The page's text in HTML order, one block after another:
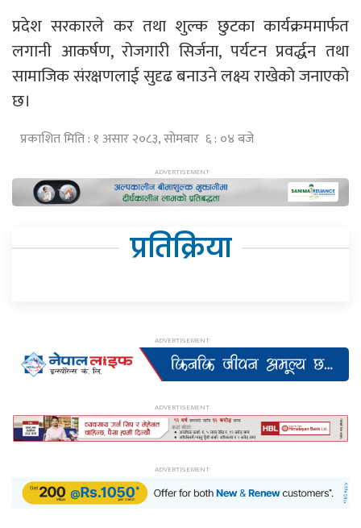
प्रदेश सरकारले कर तथा शुल्क छुटका कार्यक्रममार्फत
लगानी आकर्षण, रोजगारी सिर्जना, पर्यटन प्रवर्द्धन तथा
सामाजिक संरक्षणलाई सुदृढ बनाउने लक्ष्य राखेको जनाएको
छ।
प्रकाशित मिति : १ असार २०८३, सोमबार ६ : ०४ बजे
प्रतिक्रिया